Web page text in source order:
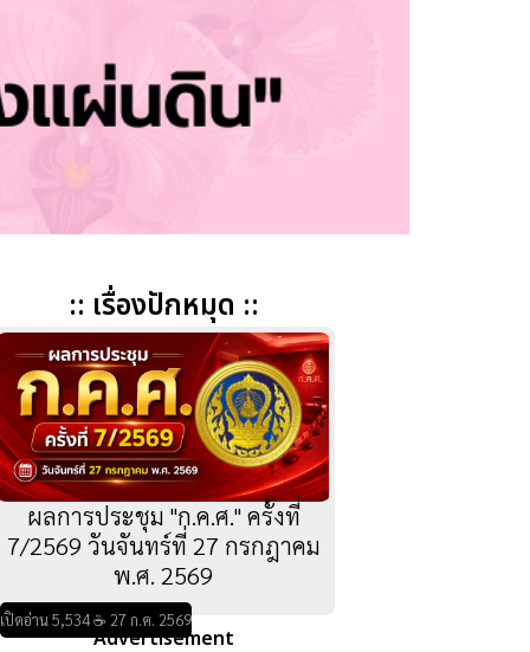
:: เรื่องปักหมุด ::
ผลการประชุม "ก.ค.ศ." ครั้งที่
7/2569 วันจันทร์ที่ 27 กรกฎาคม
พ.ศ. 2569
เปิดอ่าน 5,534 ☕ 27 ก.ค. 2569
Advertisement